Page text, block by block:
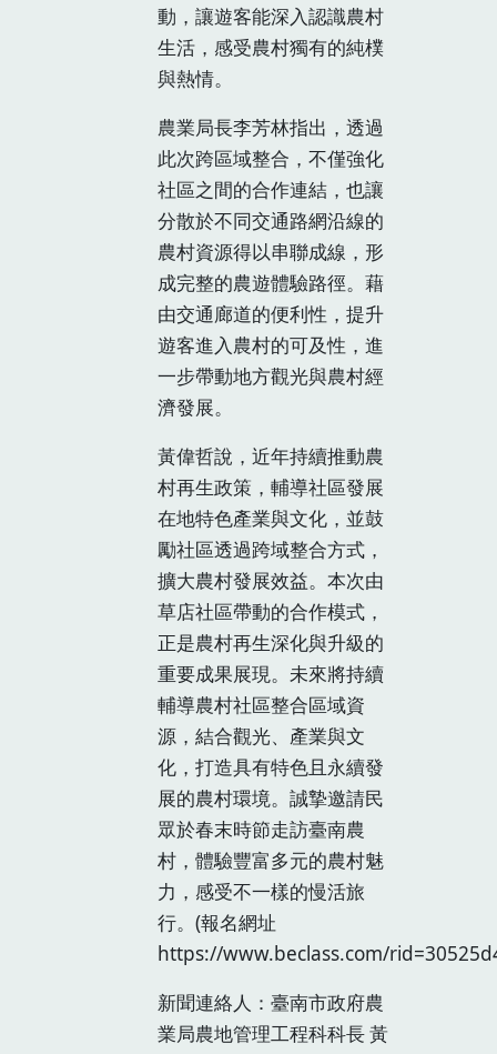
動，讓遊客能深入認識農村
生活，感受農村獨有的純樸
與熱情。
農業局長李芳林指出，透過
此次跨區域整合，不僅強化
社區之間的合作連結，也讓
分散於不同交通路網沿線的
農村資源得以串聯成線，形
成完整的農遊體驗路徑。藉
由交通廊道的便利性，提升
遊客進入農村的可及性，進
一步帶動地方觀光與農村經
濟發展。
黃偉哲說，近年持續推動農
村再生政策，輔導社區發展
在地特色產業與文化，並鼓
勵社區透過跨域整合方式，
擴大農村發展效益。本次由
草店社區帶動的合作模式，
正是農村再生深化與升級的
重要成果展現。未來將持續
輔導農村社區整合區域資
源，結合觀光、產業與文
化，打造具有特色且永續發
展的農村環境。誠摯邀請民
眾於春末時節走訪臺南農
村，體驗豐富多元的農村魅
力，感受不一樣的慢活旅
行。(報名網址
https://www.beclass.com/
新聞連絡人：臺南市政府農
業局農地管理工程科科長 黃